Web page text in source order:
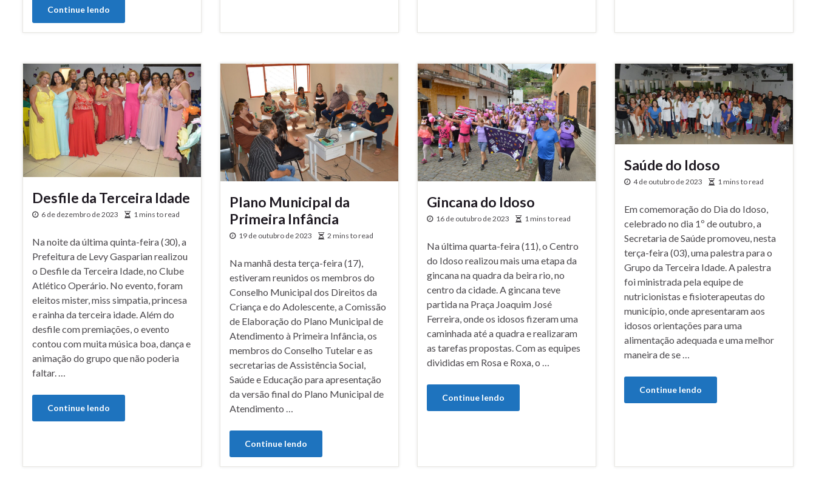
Continue lendo
Desfile da Terceira Idade
6 de dezembro de 2023 1 mins to read
Na noite da última quinta-feira (30), a
Prefeitura de Levy Gasparian realizou
o Desfile da Terceira Idade, no Clube
Atlético Operário. No evento, foram
eleitos mister, miss simpatia, princesa
e rainha da terceira idade. Além do
desfile com premiações, o evento
contou com muita música boa, dança e
animação do grupo que não poderia
faltar. …
Continue lendo
Plano Municipal da
Primeira Infância
19 de outubro de 2023 2 mins to read
Na manhã desta terça-feira (17),
estiveram reunidos os membros do
Conselho Municipal dos Direitos da
Criança e do Adolescente, a Comissão
de Elaboração do Plano Municipal de
Atendimento à Primeira Infância, os
membros do Conselho Tutelar e as
secretarias de Assistência Social,
Saúde e Educação para apresentação
da versão final do Plano Municipal de
Atendimento …
Continue lendo
Gincana do Idoso
16 de outubro de 2023 1 mins to read
Na última quarta-feira (11), o Centro
do Idoso realizou mais uma etapa da
gincana na quadra da beira rio, no
centro da cidade. A gincana teve
partida na Praça Joaquim José
Ferreira, onde os idosos fizeram uma
caminhada até a quadra e realizaram
as tarefas propostas. Com as equipes
divididas em Rosa e Roxa, o …
Continue lendo
Saúde do Idoso
4 de outubro de 2023 1 mins to read
Em comemoração do Dia do Idoso,
celebrado no dia 1º de outubro, a
Secretaria de Saúde promoveu, nesta
terça-feira (03), uma palestra para o
Grupo da Terceira Idade. A palestra
foi ministrada pela equipe de
nutricionistas e fisioterapeutas do
município, onde apresentaram aos
idosos orientações para uma
alimentação adequada e uma melhor
maneira de se …
Continue lendo